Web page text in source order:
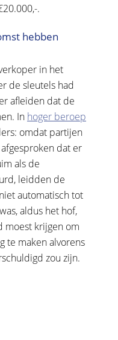
.
hebben
in het
de sleutels had
afleiden dat de
In hoger beroep
omdat partijen
dat er
als de
leidden de
automatisch tot
aldus het hof,
moest krijgen om
te maken alvorens
zou zijn.